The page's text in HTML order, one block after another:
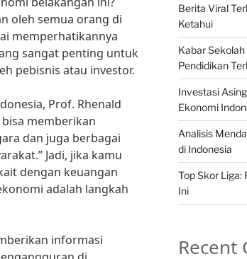
oleh semua orang di
memperhatikannya
sangat penting untuk
pebisnis atau investor.
Prof. Rhenald
memberikan
dan juga berbagai
Jadi, jika kamu
dengan keuangan
adalah langkah
informasi
Berita Viral
Ketahui
Kabar
Pendidikan
Investasi
Ekonomi
Analisis
di Indonesia
Top Skor Liga:
Ini
Recent